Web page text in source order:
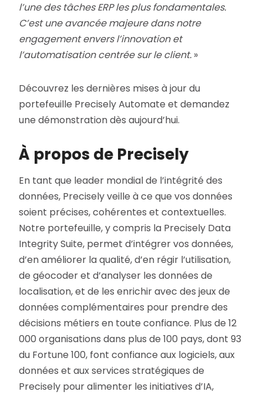
l’une des tâches ERP les plus fondamentales.
C’est une avancée majeure dans notre
engagement envers l’innovation et
l’automatisation centrée sur le client. »
Découvrez les dernières mises à jour du
portefeuille Precisely Automate et demandez
une démonstration dès aujourd’hui.
À propos de Precisely
En tant que leader mondial de l’intégrité des
données, Precisely veille à ce que vos données
soient précises, cohérentes et contextuelles.
Notre portefeuille, y compris la Precisely Data
Integrity Suite, permet d’intégrer vos données,
d’en améliorer la qualité, d’en régir l’utilisation,
de géocoder et d’analyser les données de
localisation, et de les enrichir avec des jeux de
données complémentaires pour prendre des
décisions métiers en toute confiance. Plus de 12
000 organisations dans plus de 100 pays, dont 93
du Fortune 100, font confiance aux logiciels, aux
données et aux services stratégiques de
Precisely pour alimenter les initiatives d’IA,